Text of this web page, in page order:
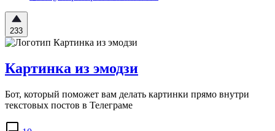
233
Картинка из эмодзи
Бот, который поможет вам делать картинки прямо внутри
текстовых постов в Телеграме